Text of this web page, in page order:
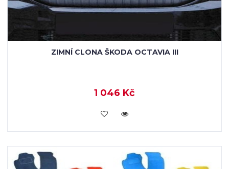
ZIMNÍ CLONA ŠKODA OCTAVIA III
1 046 Kč
KOUPIT